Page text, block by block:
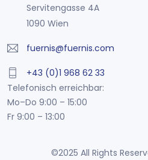
Servitengasse 4A
1090 Wien
fuernis@fuernis.com
+43 (0)1 968 62 33
Telefonisch erreichbar:
Mo–Do 9:00 – 15:00
Fr 9:00 – 13:00
©2025 All Rights